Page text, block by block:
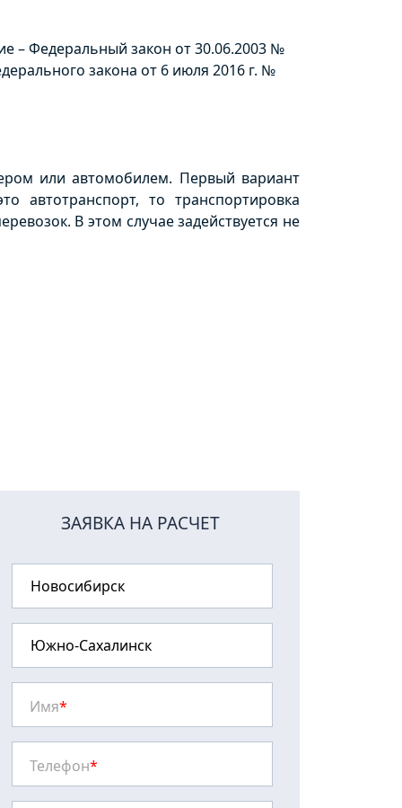
– Федеральный закон от 30.06.2003 №
закона от 6 июля 2016 г. №
или автомобилем. Первый вариант
автотранспорт, то транспортировка
В этом случае задействуется не
ЗАЯВКА НА РАСЧЕТ
Имя*
Телефон*